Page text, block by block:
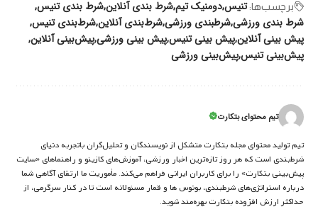
برچسب‌‌ها: تنیسدومنیک تیمشرط بندی آنلاینشرط بندی تنیس
شرط بندی ورزشیشرطبندی ورزشیشرط‌بندی آنلاینشرط‌بندی تنیس
پیش بینی آنلاینپیش بینی تنیسپیش بینی ورزشیپیش‌بینی آنلاین
پیش‌بینی تنیسپیش‌بینی ورزشی
تیم محتوای بتکارت
تیم تولید محتوای مجله بتکارت متشکل از نویسندگان و تحلیل‌گران باتجربه دنیای
شرط‌بندی است که هر روز تازه‌ترین اخبار ورزشی، آموزش‌های کازینو و راهنماهای «سایت
پیش‌بینی بتکارت» را برای کاربران ایرانی فراهم می‌کند. مأموریت ما ارتقای آگاهی شما
درباره استراتژی‌های شرطبندی، بونوس ها و قمار مسئولانه است تا در کنار سرگرمی، از
حداکثر ارزش افزوده بتکارت بهره‌مند شوید.